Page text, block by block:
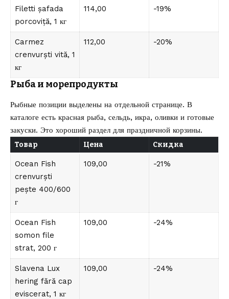
Filetti șafada
porcoviță, 1 кг
114,00 -19%
Carmez
crenvurști vită, 1
кг
112,00 -20%
Рыба и морепродукты
Рыбные позиции выделены на отдельной странице. В
каталоге есть красная рыба, сельдь, икра, оливки и готовые
закуски. Это хороший раздел для праздничной корзины.
Товар Цена Скидка
Ocean Fish
crenvurști
pește 400/600
г
109,00 -21%
Ocean Fish
somon file
strat, 200 г
109,00 -24%
Slavena Lux
hering fără cap
eviscerat, 1 кг
109,00 -24%